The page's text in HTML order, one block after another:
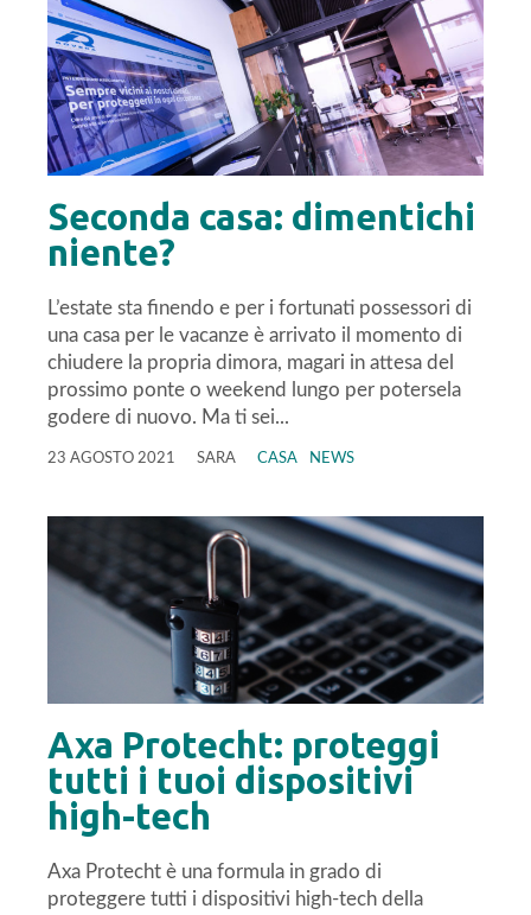
Seconda casa: dimentichi
niente?
L’estate sta finendo e per i fortunati possessori di
una casa per le vacanze è arrivato il momento di
chiudere la propria dimora, magari in attesa del
prossimo ponte o weekend lungo per potersela
godere di nuovo. Ma ti sei...
23 AGOSTO 2021 SARA CASA NEWS
Axa Protecht: proteggi
tutti i tuoi dispositivi
high-tech
Axa Protecht è una formula in grado di
proteggere tutti i dispositivi high-tech della